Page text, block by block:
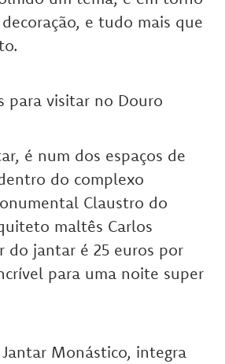
e tudo mais que
é num dos espaços de
do complexo
Claustro do
maltês Carlos
do jantar é 25 euros por
para uma noite super
Monástico, integra